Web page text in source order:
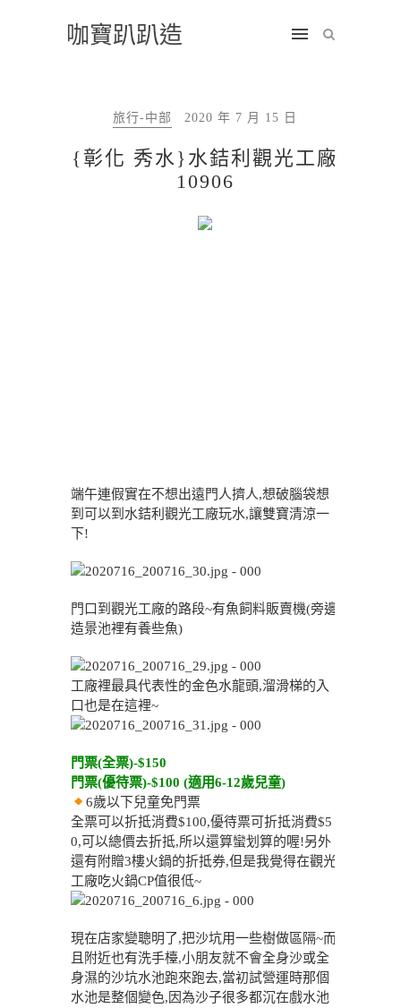
咖寶趴趴造
旅行-中部 2020 年 7 月 15 日
{彰化 秀水}水銡利觀光工廠
10906
端午連假實在不想出遠門人擠人,想破腦袋想
到可以到水銡利觀光工廠玩水,讓雙寶清涼一
下!
門口到觀光工廠的路段~有魚飼料販賣機(旁邊
造景池裡有養些魚)
工廠裡最具代表性的金色水龍頭,溜滑梯的入
口也是在這裡~
門票(全票)-$150
門票(優待票)-$100 (適用6-12歲兒童)
6歲以下兒童免門票
全票可以折抵消費$100,優待票可折抵消費$5
0,可以總價去折抵,所以還算蠻划算的喔!另外
還有附贈3樓火鍋的折抵券,但是我覺得在觀光
工廠吃火鍋CP值很低~
現在店家變聰明了,把沙坑用一些樹做區隔~而
且附近也有洗手檯,小朋友就不會全身沙或全
身濕的沙坑水池跑來跑去,當初試營運時那個
水池是整個變色,因為沙子很多都沉在戲水池